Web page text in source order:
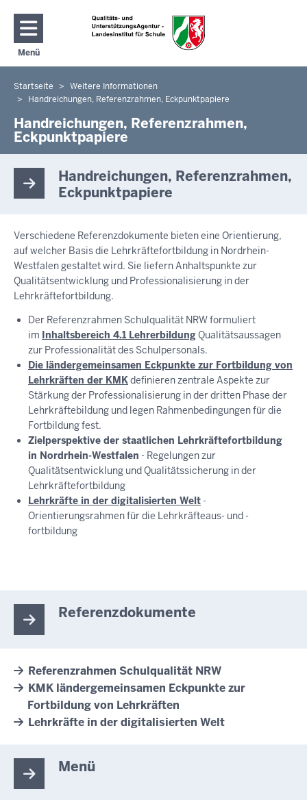
Direkt zum Inhalt
Menü
Navigation aktivieren/deaktivieren: Hauptmenü
Sie
befinden
sich
hier
Startseite
Weitere Informationen
Handreichungen, Referenzrahmen, Eckpunktpapiere
Handreichungen, Referenzrahmen,
Eckpunktpapiere
Handreichungen, Referenzrahmen,
Eckpunktpapiere
Verschiedene Referenzdokumente bieten eine Orientierung,
auf welcher Basis die Lehrkräftefortbildung in Nordrhein-
Westfalen gestaltet wird. Sie liefern Anhaltspunkte zur
Qualitätsentwicklung und Professionalisierung in der
Lehrkräftefortbildung.
Der Referenzrahmen Schulqualität NRW formuliert
im Inhaltsbereich 4.1 LehrerbildungQualitätsaussagen
zur Professionalität des Schulpersonals.
Die ländergemeinsamen Eckpunkte zur Fortbildung von
Lehrkräften der KMKdefinieren zentrale Aspekte zur
Stärkung der Professionalisierung in der dritten Phase der
Lehrkräftebildung und legen Rahmenbedingungen für die
Fortbildung fest.
Zielperspektive der staatlichen Lehrkräftefortbildung
in Nordrhein-Westfalen - Regelungen zur
Qualitätsentwicklung und Qualitätssicherung in der
Lehrkräftefortbildung
Lehrkräfte in der digitalisierten Welt -
Orientierungsrahmen für die Lehrkräfteaus- und -
fortbildung
Referenzdokumente
Referenzrahmen Schulqualität NRW
KMK ländergemeinsamen Eckpunkte zur
Fortbildung von Lehrkräften
Lehrkräfte in der digitalisierten Welt
Menü